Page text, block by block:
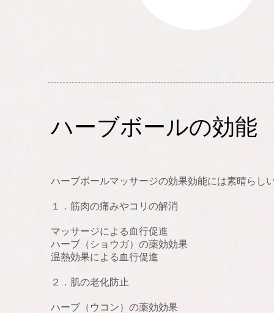
ハーブボールの効能
ハーブボールマッサージの効果効能には素晴
１．筋肉の痛みやコリの解消
マッサージによる血行促進
ハーブ（ショウガ）の薬効効果
温熱効果による血行促進
２．肌の老化防止
ハーブ（ウコン）の薬効効果